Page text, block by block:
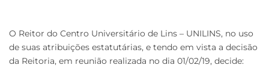
O Reitor do Centro Universitário de Lins – UNILINS, no uso
de suas atribuições estatutárias, e tendo em vista a decisão
da Reitoria, em reunião realizada no dia 01/02/19, decide: